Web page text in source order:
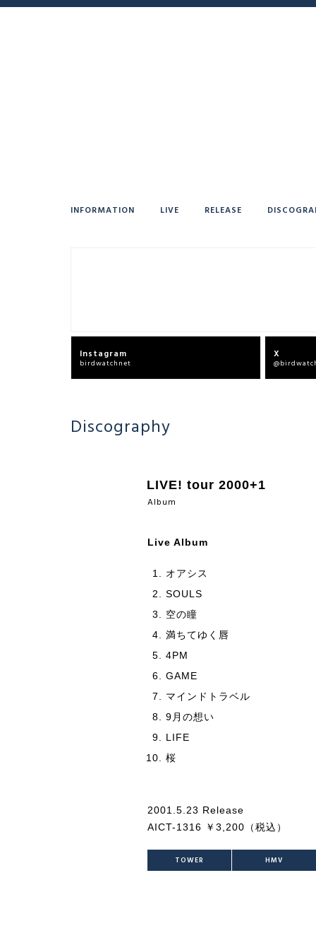
INFORMATION LIVE RELEASE
Instagram
birdwatchnet
X
Discography
LIVE! tour 2000+1
Album
Live Album
オアシス
SOULS
空の瞳
満ちてゆく唇
4PM
GAME
マインドトラベル
9月の想い
LIFE
桜
2001.5.23 Release
AICT-1316 ￥3,200（税込）
TOWER HMV